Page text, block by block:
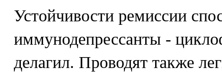
Устойчивости ремиссии
иммунодепрессанты -
делагил. Проводят также